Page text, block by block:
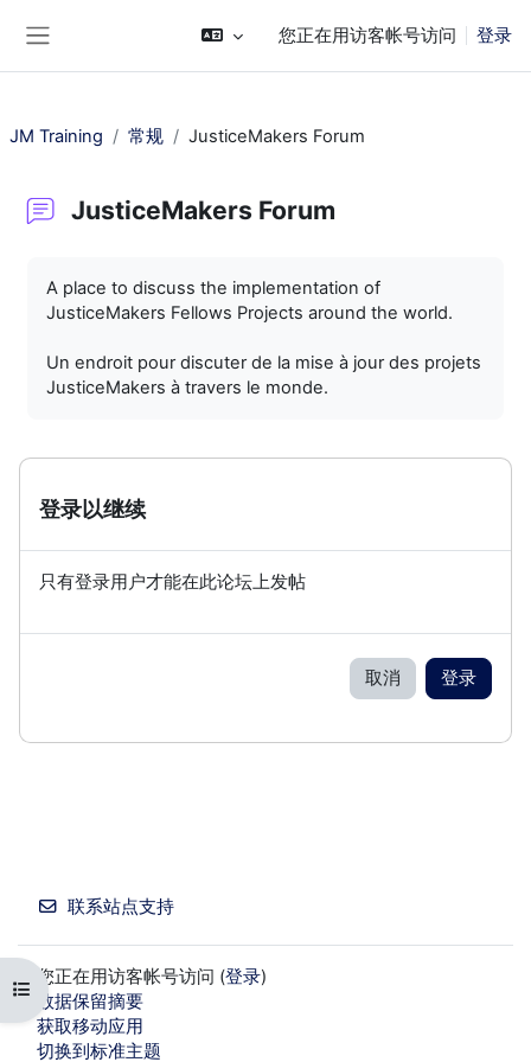
您正在用访客帐号访问 登录
打开课程索引
JM Training 常规 JusticeMakers Forum
JusticeMakers Forum
A place to discuss the implementation of
JusticeMakers Fellows Projects around the world.
Un endroit pour discuter de la mise à jour des projets
JusticeMakers à travers le monde.
登录以继续
只有登录用户才能在此论坛上发帖
取消 登录
联系站点支持
您正在用访客帐号访问 (登录)
‎数据保留摘要‎
获取移动应用
切换到标准主题